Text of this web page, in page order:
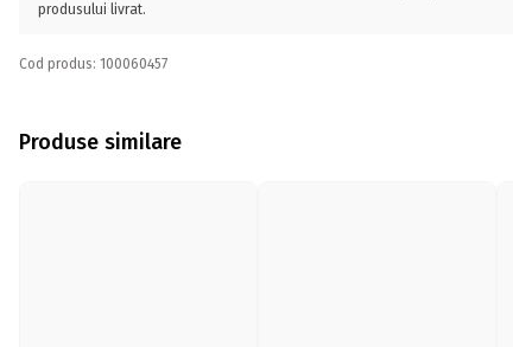
produsului livrat.
Cod produs: 100060457
Produse similare